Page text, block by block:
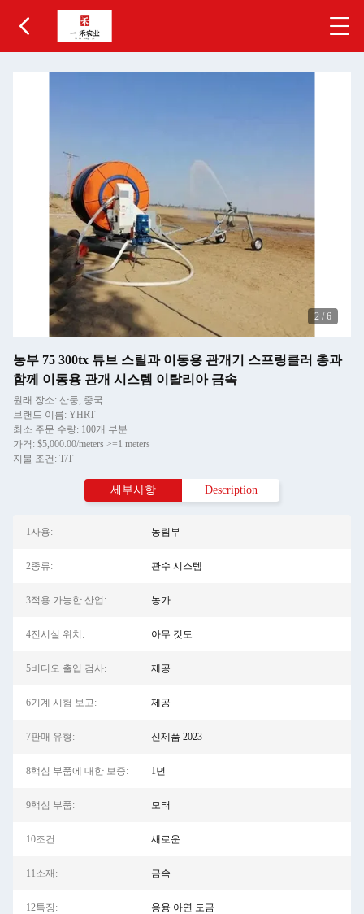
2 / 6
농부 75 300tx 튜브 스릴과 이동용 관개기 스프링클러 총과
함께 이동용 관개 시스템 이탈리아 금속
원래 장소: 산둥, 중국
브랜드 이름: YHRT
최소 주문 수량: 100개 부분
가격: $5,000.00/meters >=1 meters
지불 조건: T/T
세부사항 Description
1사용: 농림부
2종류: 관수 시스템
3적용 가능한 산업: 농가
4전시실 위치: 아무 것도
5비디오 출입 검사: 제공
6기계 시험 보고: 제공
7판매 유형: 신제품 2023
8핵심 부품에 대한 보증: 1년
9핵심 부품: 모터
10조건: 새로운
11소재: 금속
12특징: 용융 아연 도금